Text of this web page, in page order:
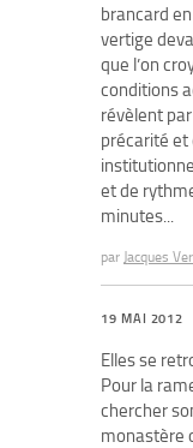
brancard
vertige
que l’on
conditions
révèlent
précarité
et de
minutes...
par Jacques
19 MAI 2012
Elles se
Pour la
chercher
monastère